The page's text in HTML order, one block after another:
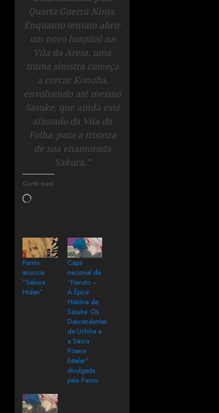
Quarta Guerra Ninja.
Enquanto tentam abrir
um novo hospital na
Vila da Areia, uma
trama sinistra começa
a cercar Konoha,
envolvendo até mesmo
Sasuke, que ainda está
afastado da Vila da
Folha, para a tristeza
de sua enamorada
Sakura.”
Curtir isso:
Panini
anuncia
“Sakura
Hiden”
Capa
nacional de
“Naruto –
A Épica
História de
Sasuke: Os
Descendentes
de Uchiha e
a Sacra
Poeira
Estelar”
divulgada
pela Panini